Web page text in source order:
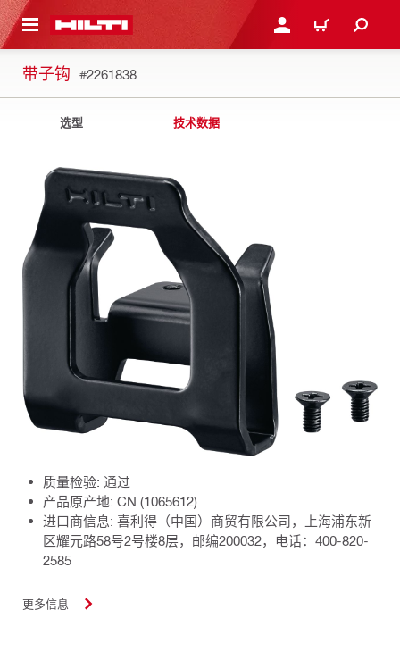
到主页 登录或注册购物车
带子钩 #2261838
选型 技术数据
质量检验: 通过
产品原产地: CN (1065612)
进口商信息: 喜利得（中国）商贸有限公司，上海浦东新
区耀元路58号2号楼8层，邮编200032，电话：400-820-
2585
更多信息